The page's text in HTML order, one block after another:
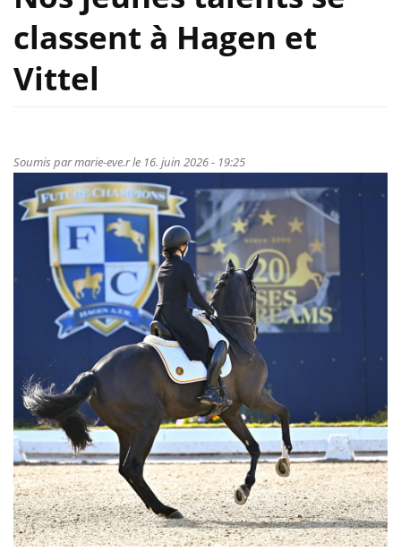
classent à Hagen et
Vittel
Soumis parmarie-eve.rle 16. juin 2026 - 19:25